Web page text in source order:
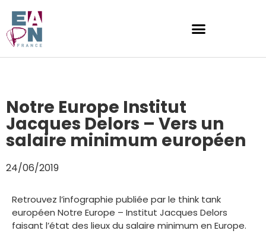
Notre Europe Institut
Jacques Delors – Vers un
salaire minimum européen
24/06/2019
Retrouvez l’infographie publiée par le think tank
européen Notre Europe – Institut Jacques Delors
faisant l’état des lieux du salaire minimum en Europe.